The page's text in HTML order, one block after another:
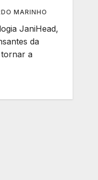
MARINHO
JaniHead,
da
a